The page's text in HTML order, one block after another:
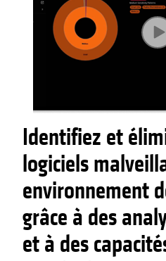
Identifiez et
logiciels
environnement
grâce à des
et à des